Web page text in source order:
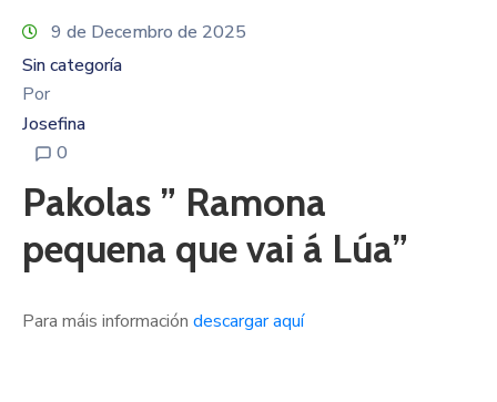
9 de Decembro de 2025
Sin categoría
Por
Josefina
0
Pakolas ” Ramona
pequena que vai á Lúa”
Para máis información descargar aquí